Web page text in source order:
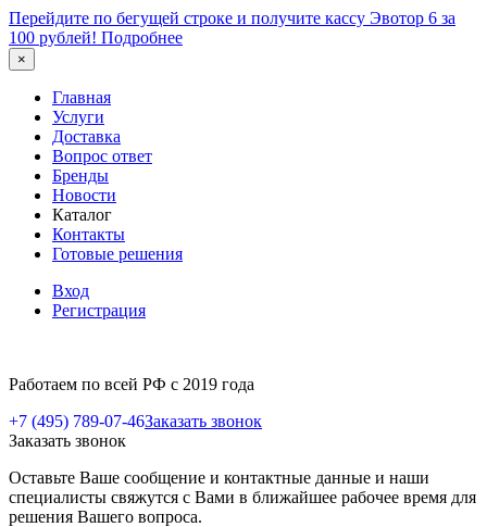
Перейдите по бегущей строке и получите кассу Эвотор 6 за
100 рублей! Подробнее
×
Главная
Услуги
Доставка
Вопрос ответ
Бренды
Новости
Каталог
Контакты
Готовые решения
Вход
Регистрация
Работаем по всей РФ с 2019 года
+7 (495) 789-07-46Заказать звонок
Заказать звонок
Оставьте Ваше сообщение и контактные данные и наши
специалисты свяжутся с Вами в ближайшее рабочее время для
решения Вашего вопроса.